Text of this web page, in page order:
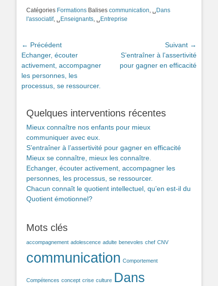
Catégories Formations Balises communication, ␣ Dans
l'associatif, ␣ Enseignants, ␣ Entreprise
Navigation
de
l’article
← Précédent
Article
précédent :
Echanger, écouter
activement, accompagner
les personnes, les
processus, se ressourcer.
Suivant →
Article
suivant :
S’entraîner à l’assertivité
pour gagner en efficacité
Quelques interventions récentes
Mieux connaître nos enfants pour mieux
communiquer avec eux.
S’entraîner à l’assertivité pour gagner en efficacité
Mieux se connaître, mieux les connaître.
Echanger, écouter activement, accompagner les
personnes, les processus, se ressourcer.
Chacun connaît le quotient intellectuel, qu’en est-il du
Quotient émotionnel?
Mots clés
accompagnement adolescence adulte benevoles chef CNV
communication Comportement
Compétences concept crise culture Dans